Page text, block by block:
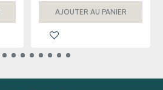
AJOUTER AU PANIER